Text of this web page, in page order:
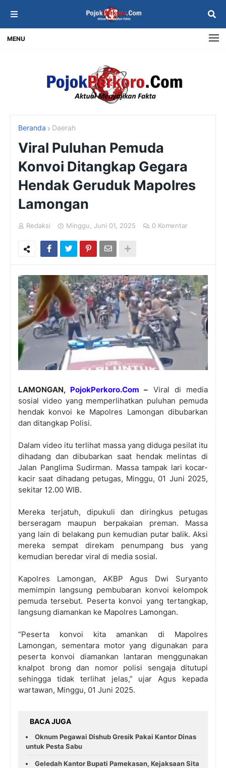
MENU
Beranda Daerah
Viral Puluhan Pemuda
Konvoi Ditangkap Gegara
Hendak Geruduk Mapolres
Lamongan
Redaksi Minggu, Juni 01, 2025 0 Komentar
LAMONGAN, PojokPerkoro.Com – Viral di media
sosial video yang memperlihatkan puluhan pemuda
hendak konvoi ke Mapolres Lamongan dibubarkan
dan ditangkap Polisi.
Dalam video itu terlihat massa yang diduga pesilat itu
dihadang dan dibubarkan saat hendak melintas di
Jalan Panglima Sudirman. Massa tampak lari kocar-
kacir saat dihadang petugas, Minggu, 01 Juni 2025,
sekitar 12.00 WIB.
Mereka terjatuh, dipukuli dan diringkus petugas
berseragam maupun berpakaian preman. Massa
yang lain di belakang pun kemudian putar balik. Aksi
mereka sempat direkam penumpang bus yang
kemudian beredar viral di media sosial.
Kapolres Lamongan, AKBP Agus Dwi Suryanto
memimpin langsung pembubaran konvoi kelompok
pemuda tersebut. Peserta konvoi yang tertangkap,
langsung diamankan ke Mapolres Lamongan.
“Peserta konvoi kita amankan di Mapolres
Lamongan, sementara motor yang digunakan para
peserta konvoi diamankan lantaran menggunakan
knalpot brong dan nomor polisi sengaja ditutupi
sehingga tidak terlihat jelas,” ujar Agus kepada
wartawan, Minggu, 01 Juni 2025.
BACA JUGA
Oknum Pegawai Dishub Gresik Pakai Kantor Dinas
untuk Pesta Sabu
Geledah Kantor Bupati Pamekasan, Kejaksaan Sita